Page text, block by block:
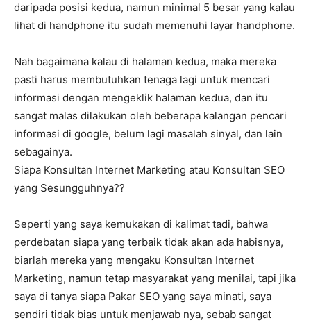
daripada posisi kedua, namun minimal 5 besar yang kalau
lihat di handphone itu sudah memenuhi layar handphone.
Nah bagaimana kalau di halaman kedua, maka mereka
pasti harus membutuhkan tenaga lagi untuk mencari
informasi dengan mengeklik halaman kedua, dan itu
sangat malas dilakukan oleh beberapa kalangan pencari
informasi di google, belum lagi masalah sinyal, dan lain
sebagainya.
Siapa Konsultan Internet Marketing atau Konsultan SEO
yang Sesungguhnya??
Seperti yang saya kemukakan di kalimat tadi, bahwa
perdebatan siapa yang terbaik tidak akan ada habisnya,
biarlah mereka yang mengaku Konsultan Internet
Marketing, namun tetap masyarakat yang menilai, tapi jika
saya di tanya siapa Pakar SEO yang saya minati, saya
sendiri tidak bias untuk menjawab nya, sebab sangat